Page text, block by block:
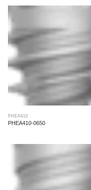
PHEA410
PHEA410-0650